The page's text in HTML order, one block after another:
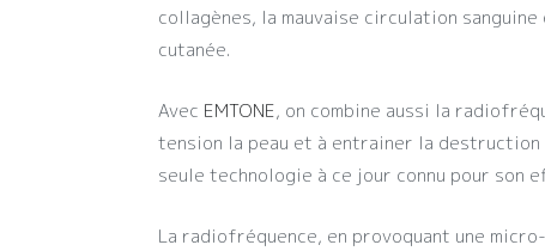
collagènes, la mauvaise circulation
cutanée.
Avec EMTONE, on combine aussi la
tension la peau et à entrainer la destruction
seule technologie à ce jour connu pour
La radiofréquence, en provoquant une